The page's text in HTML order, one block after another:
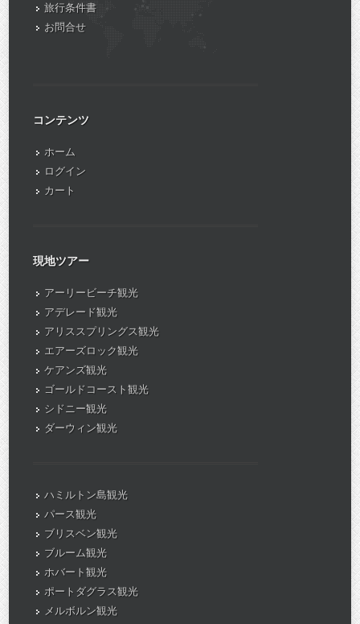
旅行条件書
お問合せ
コンテンツ
ホーム
ログイン
カート
現地ツアー
アーリービーチ観光
アデレード観光
アリススプリングス観光
エアーズロック観光
ケアンズ観光
ゴールドコースト観光
シドニー観光
ダーウィン観光
ハミルトン島観光
パース観光
ブリスベン観光
ブルーム観光
ホバート観光
ポートダグラス観光
メルボルン観光